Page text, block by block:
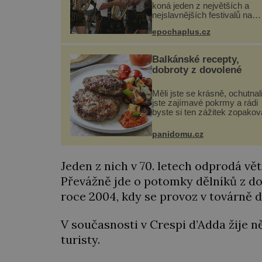
koná jeden z největších a
nejslavnějších festivalů na
přiláká miliony návštěvníků,
kteří si vychutnávají pivo,
tradiční jídlo a bavorskou
kultur...
epochaplus.cz
Balkánské recepty,
dobroty z dovolené
Měli jste se krásně, ochutnali
jste zajímavé pokrmy a rádi
byste si ten zážitek
Není nic snazšího.
(10 porcí) Možná jste ji
ochutnali na dovolené v
panidomu.cz
Jeden z nich v 70. letech odprodá
Převážně jde o potomky dělníků z
roce 2004, kdy se provoz v továrně
V současnosti v Crespi d’Adda žije
turisty.